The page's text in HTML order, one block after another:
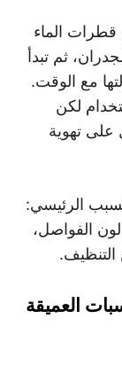
الماء
ثم تبدأ
مع الوقت.
لكن
على تهوية
الرئيسي:
الفواصل،
التنظيف.
العميقة